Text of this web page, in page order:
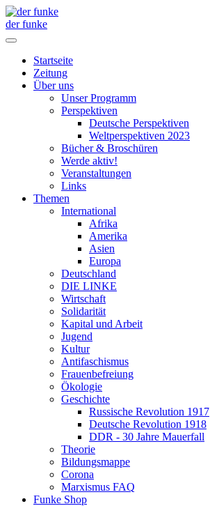
der funke
Startseite
Zeitung
Über uns
Unser Programm
Perspektiven
Deutsche Perspektiven
Weltperspektiven 2023
Bücher & Broschüren
Werde aktiv!
Veranstaltungen
Links
Themen
International
Afrika
Amerika
Asien
Europa
Deutschland
DIE LINKE
Wirtschaft
Solidarität
Kapital und Arbeit
Jugend
Kultur
Antifaschismus
Frauenbefreiung
Ökologie
Geschichte
Russische Revolution 1917
Deutsche Revolution 1918
DDR - 30 Jahre Mauerfall
Theorie
Bildungsmappe
Corona
Marxismus FAQ
Funke Shop